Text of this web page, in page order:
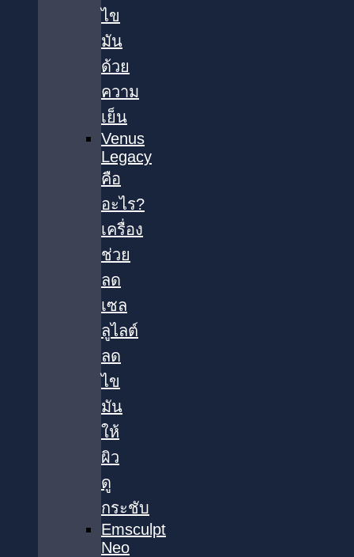
ไข
มัน
ด้วย
ความ
เย็น
Venus
Legacy
คือ
อะไร?
เครื่อง
ช่วย
ลด
เซล
ลูไลต์
ลด
ไข
มัน
ให้
ผิว
ดู
กระชับ
Emsculpt
Neo